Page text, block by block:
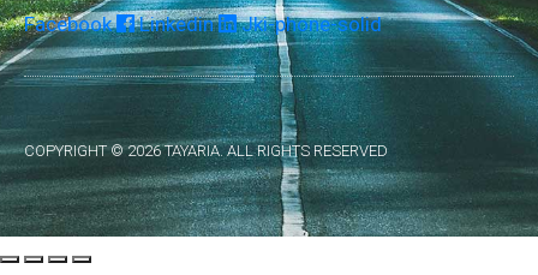
Facebook Linkedin Jki-phone-solid
COPYRIGHT © 2026 TAYARIA. ALL RIGHTS RESERVED